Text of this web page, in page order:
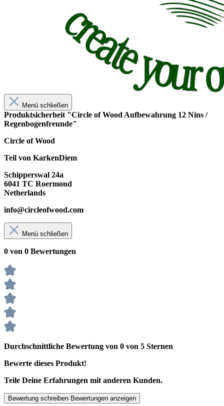
Menü schließen
Produktsicherheit "Circle of Wood Aufbewahrung 12 Nins /
Regenbogenfreunde"
Circle of Wood
Teil von KarkenDiem
Schipperswal 24a
6041 TC Roermond
Netherlands
info@circleofwood.com
Menü schließen
0 von 0 Bewertungen
Durchschnittliche Bewertung von 0 von 5 Sternen
Bewerte dieses Produkt!
Teile Deine Erfahrungen mit anderen Kunden.
Bewertung schreiben Bewertungen anzeigen